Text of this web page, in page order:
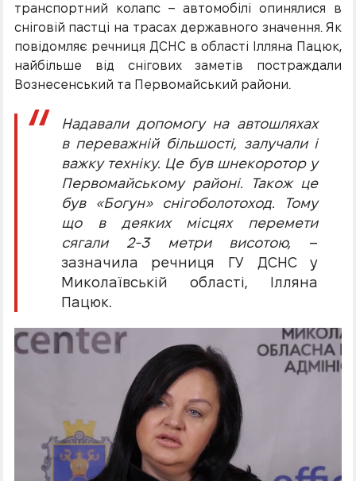
транспортний колапс – автомобілі опинялися в
сніговій пастці на трасах державного значення. Як
повідомляє речниця ДСНС в області Ілляна Пацюк,
найбільше від снігових заметів постраждали
Вознесенський та Первомайський райони.
Надавали допомогу на автошляхах
в переважній більшості, залучали і
важку техніку. Це був шнекоротор у
Первомайському районі. Також це
був «Богун» снігоболотоход. Тому
що в деяких місцях перемети
сягали 2-3 метри висотою, –
зазначила речниця ГУ ДСНС у
Миколаївській області, Ілляна
Пацюк.